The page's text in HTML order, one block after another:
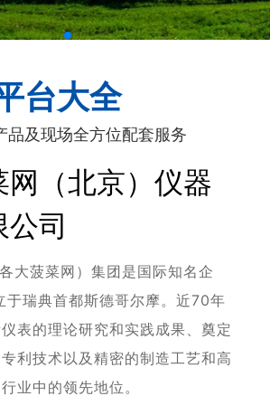
台大全
品及现场全方位配套服务
网（北京）仪器
司
大菠菜网）集团是国际知名企
于瑞典首都斯德哥尔摩。近70年
表的理论研究和实践成果、奠定
利技术以及精密的制造工艺和高
业中的领先地位。